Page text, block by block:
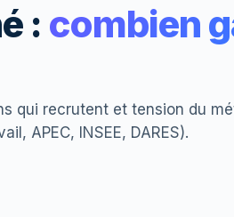
: combien
qui recrutent et tension du
APEC, INSEE, DARES).